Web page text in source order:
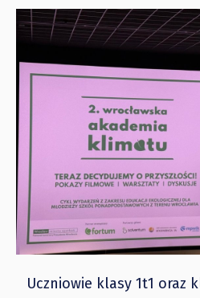
Uczniowie klasy 1t1 oraz